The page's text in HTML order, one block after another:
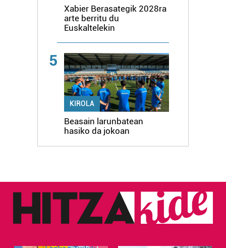
Xabier Berasategik 2028ra
arte berritu du
Euskaltelekin
5
KIROLA
Beasain larunbatean
hasiko da jokoan